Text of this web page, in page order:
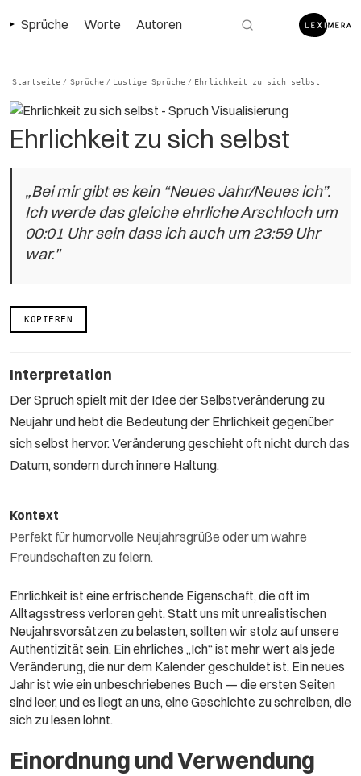
Sprüche Worte Autoren
Startseite / Sprüche / Lustige Sprüche / Ehrlichkeit zu sich selbst
Ehrlichkeit zu sich selbst
„Bei mir gibt es kein “Neues Jahr/Neues ich”.
Ich werde das gleiche ehrliche Arschloch um
00:01 Uhr sein dass ich auch um 23:59 Uhr
war."
KOPIEREN
Interpretation
Der Spruch spielt mit der Idee der Selbstveränderung zu
Neujahr und hebt die Bedeutung der Ehrlichkeit gegenüber
sich selbst hervor. Veränderung geschieht oft nicht durch das
Datum, sondern durch innere Haltung.
Kontext
Perfekt für humorvolle Neujahrsgrüße oder um wahre
Freundschaften zu feiern.
Ehrlichkeit ist eine erfrischende Eigenschaft, die oft im
Alltagsstress verloren geht. Statt uns mit unrealistischen
Neujahrsvorsätzen zu belasten, sollten wir stolz auf unsere
Authentizität sein. Ein ehrliches „Ich“ ist mehr wert als jede
Veränderung, die nur dem Kalender geschuldet ist. Ein neues
Jahr ist wie ein unbeschriebenes Buch — die ersten Seiten
sind leer, und es liegt an uns, eine Geschichte zu schreiben, die
sich zu lesen lohnt.
Einordnung und Verwendung